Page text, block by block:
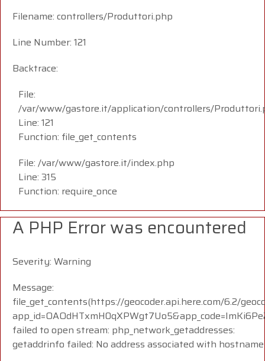
Filename: controllers/Produttori.php
Line Number: 121
Backtrace:
File:
/var/www/gastore.it/application/controllers/
Line: 121
Function: file_get_contents
File: /var/www/gastore.it/index.php
Line: 315
Function: require_once
A PHP Error was encountered
Severity: Warning
Message:
file_get_contents(https://geocoder.api.here.com/6.2/
failed to open stream: php_network_getaddresses:
getaddrinfo failed: No address associated with hostname